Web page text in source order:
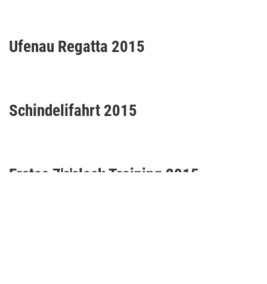
Ufenau Regatta 2015
Schindelifahrt 2015
Erstes 7'o'clock Training 2015